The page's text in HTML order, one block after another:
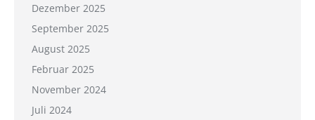
Dezember 2025
September 2025
August 2025
Februar 2025
November 2024
Juli 2024